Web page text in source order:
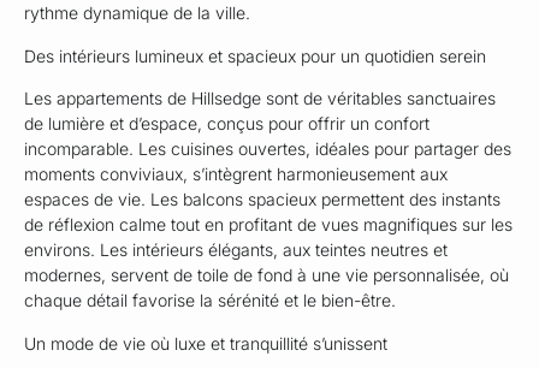
rythme dynamique de la ville.
Des intérieurs lumineux et spacieux pour un quotidien serein
Les appartements de Hillsedge sont de véritables sanctuaires
de lumière et d’espace, conçus pour offrir un confort
incomparable. Les cuisines ouvertes, idéales pour partager des
moments conviviaux, s’intègrent harmonieusement aux
espaces de vie. Les balcons spacieux permettent des instants
de réflexion calme tout en profitant de vues magnifiques sur les
environs. Les intérieurs élégants, aux teintes neutres et
modernes, servent de toile de fond à une vie personnalisée, où
chaque détail favorise la sérénité et le bien-être.
Un mode de vie où luxe et tranquillité s’unissent